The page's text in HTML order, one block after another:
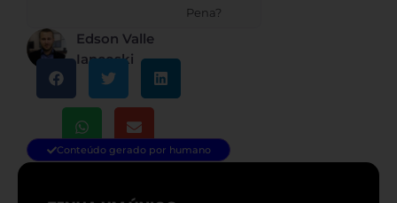
Pena?
Edson Valle
Iancoski
Conteúdo gerado por humano